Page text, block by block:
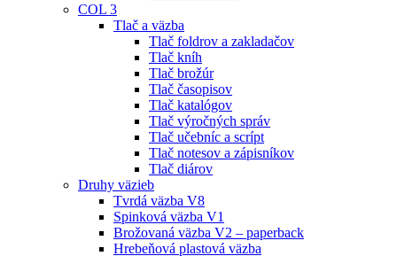
COL 3
Tlač a väzba
Tlač foldrov a zakladačov
Tlač kníh
Tlač brožúr
Tlač časopisov
Tlač katalógov
Tlač výročných správ
Tlač učebníc a scrípt
Tlač notesov a zápisníkov
Tlač diárov
Druhy väzieb
Tvrdá väzba V8
Spinková väzba V1
Brožovaná väzba V2 – paperback
Hrebeňová plastová väzba